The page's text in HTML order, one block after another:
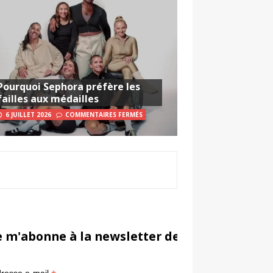
Sephora préfère les
aux médailles
6 JUILLET 2026 COMMENTAIRES FERMÉS
m'abonne à la newsletter de